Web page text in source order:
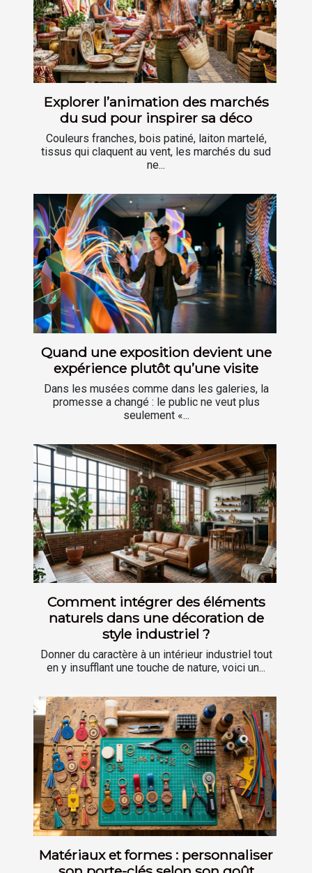
Explorer l’animation des marchés
du sud pour inspirer sa déco
Couleurs franches, bois patiné, laiton martelé,
tissus qui claquent au vent, les marchés du sud
ne...
Quand une exposition devient une
expérience plutôt qu’une visite
Dans les musées comme dans les galeries, la
promesse a changé : le public ne veut plus
seulement «...
Comment intégrer des éléments
naturels dans une décoration de
style industriel ?
Donner du caractère à un intérieur industriel tout
en y insufflant une touche de nature, voici un...
Matériaux et formes : personnaliser